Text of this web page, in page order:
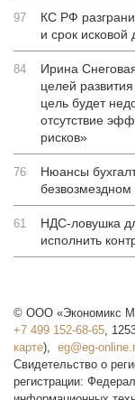
97
КС РФ
и срок исковой
84
Ирина
целей
цель будет
отсутствие
рисков»
76
Нюансы
61
НДС-ловушка
исполнить
© ООО «Экономикс
+7 499 152-68-65,
карте),
Свидетельство о
регистрации: